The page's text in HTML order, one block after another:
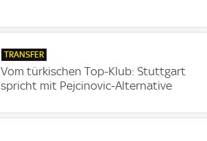
TRANSFER
Vom türkischen Top-Klub: Stuttgart
spricht mit Pejcinovic-Alternative